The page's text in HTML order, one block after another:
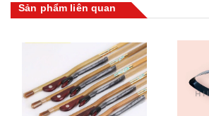
Sản phẩm liên quan
Mua hàng